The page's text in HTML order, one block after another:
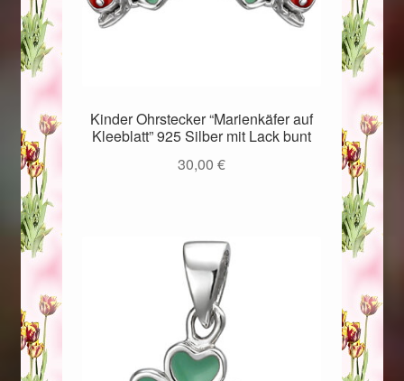
Kinder Ohrstecker “Marienkäfer auf
Kleeblatt” 925 Silber mit Lack bunt
30,00€